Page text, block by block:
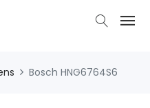
Bosch HNG6764S6